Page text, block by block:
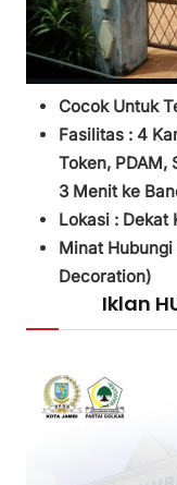
Cocok Untuk
Fasilitas : 4
Token, PDAM,
3 Menit ke
Lokasi : Dekat
Minat
Decoration)
Iklan